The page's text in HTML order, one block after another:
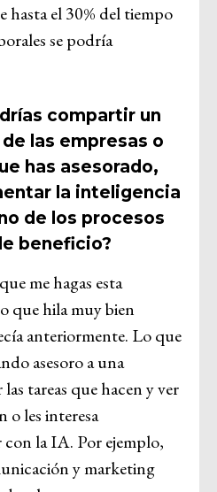
hasta el 30% del tiempo
se podría
compartir un
las empresas o
has asesorado,
la inteligencia
de los procesos
beneficio?
me hagas esta
que hila muy bien
anteriormente. Lo que
asesoro a una
tareas que hacen y ver
o les interesa
con la IA. Por ejemplo,
y marketing